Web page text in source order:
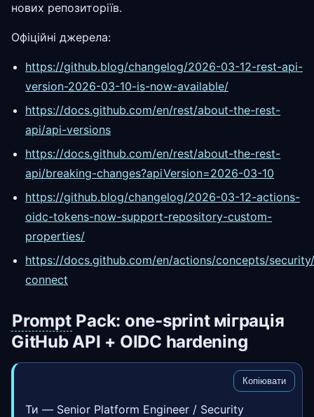
нових репозиторіїв.
Офіційні джерела:
https://github.blog/changelog/2026-03-12-rest-api-
version-2026-03-10-is-now-available/
https://docs.github.com/en/rest/about-the-rest-
api/api-versions
https://docs.github.com/en/rest/about-the-rest-
api/breaking-changes?apiVersion=2026-03-10
https://github.blog/changelog/2026-03-12-actions-
oidc-tokens-now-support-repository-custom-
properties/
https://docs.github.com/en/actions/concepts/
connect
Prompt Pack: one-sprint міграція
GitHub API + OIDC hardening
Копіювати
Ти — Senior Platform Engineer / Security